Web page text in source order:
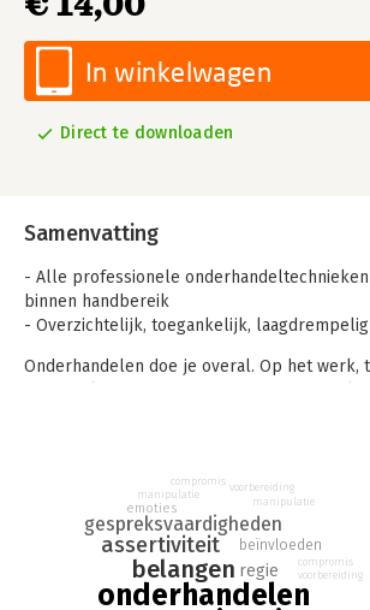
In winkelwagen
Direct te downloaden
Samenvatting
- Alle professionele
binnen handbereik
- Overzichtelijk, toegankelijk, laagdrempelig
Onderhandelen doe je overal. Op het werk,
spelregels, machtsbalans, sfeer,
techniek. Daarnaast kun je ook nog kiezen
onderhandelingsstrategie: samenwerken en
Hoe je het ook aanpakt, de kunst van goed
onderhandelen
belangen
assertiviteit
gespreksvaardigheden
regie
beïnvloeden
emoties
manipulatie
compromis
voorbereiding
manipulatie
compromis
voorbereiding